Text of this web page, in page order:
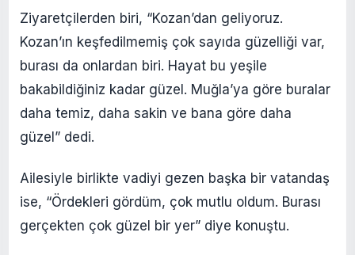
Ziyaretçilerden biri, “Kozan’dan geliyoruz.
Kozan’ın keşfedilmemiş çok sayıda güzelliği var,
burası da onlardan biri. Hayat bu yeşile
bakabildiğiniz kadar güzel. Muğla’ya göre buralar
daha temiz, daha sakin ve bana göre daha
güzel” dedi.
Ailesiyle birlikte vadiyi gezen başka bir vatandaş
ise, “Ördekleri gördüm, çok mutlu oldum. Burası
gerçekten çok güzel bir yer” diye konuştu.